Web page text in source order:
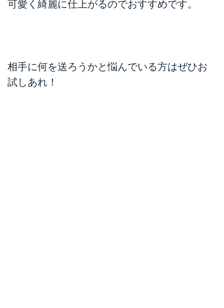
可愛く綺麗に仕上がるのでおすすめです。
相手に何を送ろうかと悩んでいる方はぜひお
試しあれ！